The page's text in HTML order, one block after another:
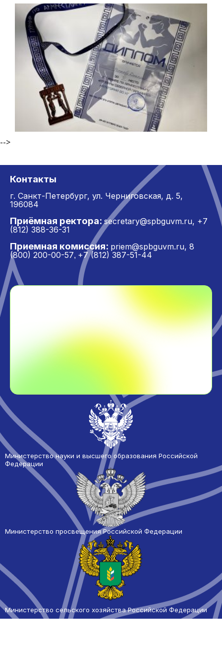
-->
Контакты
г. Санкт-Петербург, ул. Черниговская, д. 5,
196084
Приёмная ректора: secretary@spbguvm.ru, +7
(812) 388-36-31
Приемная комиссия: priem@spbguvm.ru, 8
(800) 200-00-57, +7 (812) 387-51-44
Министерство науки и высшего образования Российской
Федерации
Министерство просвещения Российской Федерации
Министерство сельского хозяйства Российской Федерации